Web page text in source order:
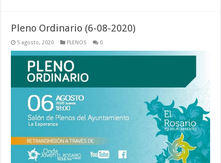
Pleno Ordinario (6-08-2020)
5 agosto, 2020 PLENOS 0